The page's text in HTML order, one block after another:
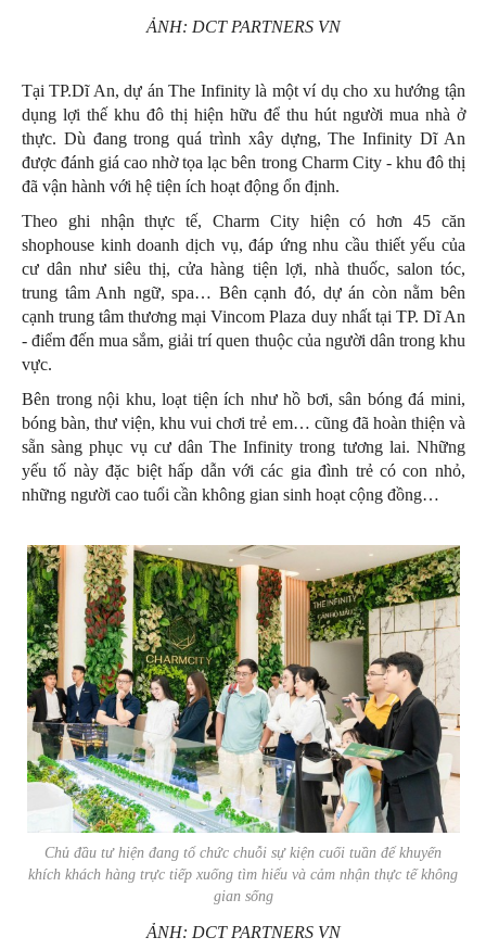
ẢNH: DCT PARTNERS VN
Tại TP.Dĩ An, dự án The Infinity là một ví dụ cho xu hướng tận
dụng lợi thế khu đô thị hiện hữu để thu hút người mua nhà ở
thực. Dù đang trong quá trình xây dựng, The Infinity Dĩ An
được đánh giá cao nhờ tọa lạc bên trong Charm City - khu đô thị
đã vận hành với hệ tiện ích hoạt động ổn định.
Theo ghi nhận thực tế, Charm City hiện có hơn 45 căn
shophouse kinh doanh dịch vụ, đáp ứng nhu cầu thiết yếu của
cư dân như siêu thị, cửa hàng tiện lợi, nhà thuốc, salon tóc,
trung tâm Anh ngữ, spa… Bên cạnh đó, dự án còn nằm bên
cạnh trung tâm thương mại Vincom Plaza duy nhất tại TP. Dĩ An
- điểm đến mua sắm, giải trí quen thuộc của người dân trong khu
vực.
Bên trong nội khu, loạt tiện ích như hồ bơi, sân bóng đá mini,
bóng bàn, thư viện, khu vui chơi trẻ em… cũng đã hoàn thiện và
sẵn sàng phục vụ cư dân The Infinity trong tương lai. Những
yếu tố này đặc biệt hấp dẫn với các gia đình trẻ có con nhỏ,
những người cao tuổi cần không gian sinh hoạt cộng đồng…
Chủ đầu tư hiện đang tổ chức chuỗi sự kiện cuối tuần để khuyến
khích khách hàng trực tiếp xuống tìm hiểu và cảm nhận thực tế không
gian sống
ẢNH: DCT PARTNERS VN